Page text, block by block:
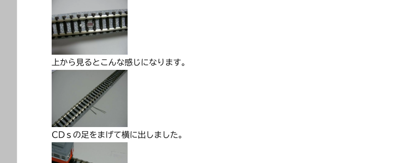
上から見るとこんな感じになります。
CDｓの足をまげて横に出しました。